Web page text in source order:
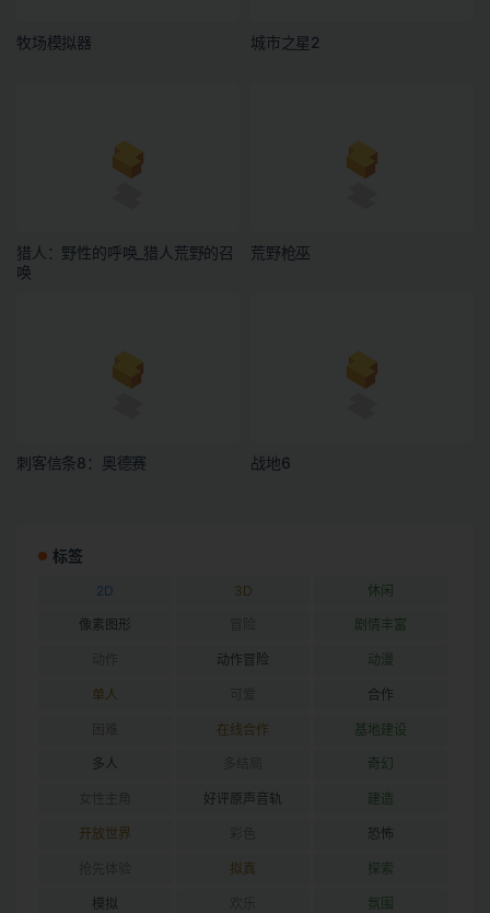
牧场模拟器 城市之星2
猎人：野性的呼唤_猎人荒野的召
唤
荒野枪巫
刺客信条8：奥德赛 战地6
标签
2D 3D 休闲
像素图形 剧情丰富
动作冒险 动漫
单人 合作
在线合作 基地建设
多人 奇幻
好评原声音轨 建造
开放世界 恐怖
拟真 探索
模拟 氛围